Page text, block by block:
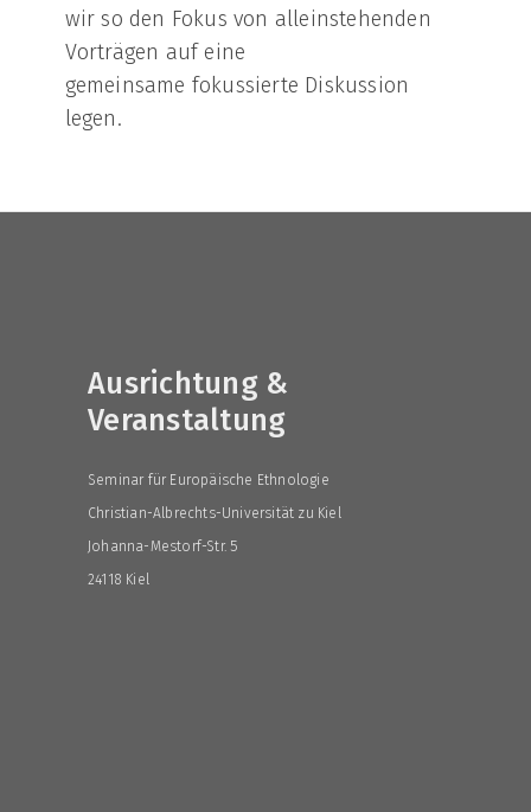
wir so den Fokus von alleinstehenden
Vorträgen auf eine
gemeinsame fokussierte Diskussion
legen.
Ausrichtung &
Veranstaltung
Seminar für Europäische Ethnologie
Christian-Albrechts-Universität zu Kiel
Johanna-Mestorf-Str. 5
24118 Kiel